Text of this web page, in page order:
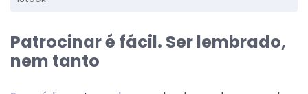
Patrocinar é fácil. Ser lembrado,
nem tanto